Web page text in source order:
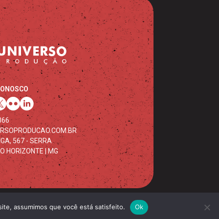
567 - SERRA
HORIZONTE | MG
assumimos que você está satisfeito. Ok